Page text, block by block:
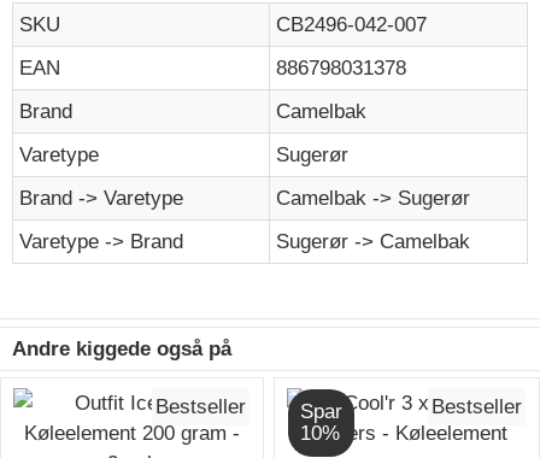
SKU
CB2496-042-007
EAN
886798031378
Brand
Camelbak
Varetype
Sugerør
Brand -> Varetype
Camelbak -> Sugerør
Varetype -> Brand
Sugerør -> Camelbak
Andre kiggede også på
Bestseller
Spar
10%
Bestseller